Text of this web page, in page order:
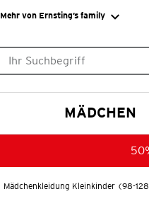
Mehr von Ernsting’s family
MÄDCHEN
Mädchenkleidung Kleinkinder (98-